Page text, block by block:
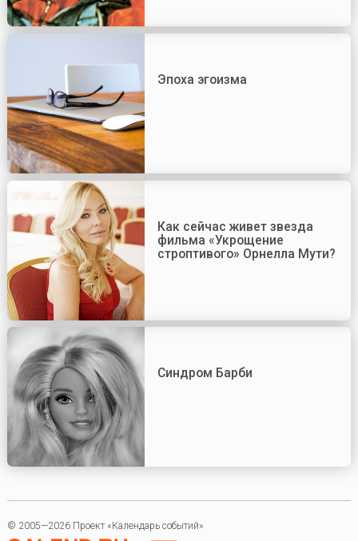
Эпоха эгоизма
Как сейчас живет звезда
фильма «Укрощение
строптивого» Орнелла Мути?
Синдром Барби
© 2005—2026 Проект «Календарь событий»